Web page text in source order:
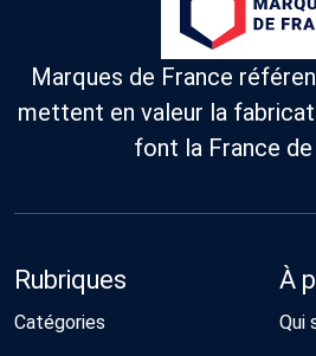
Marques de France
mettent en valeur la
font la France de
Rubriques
Catégories
À
Qui